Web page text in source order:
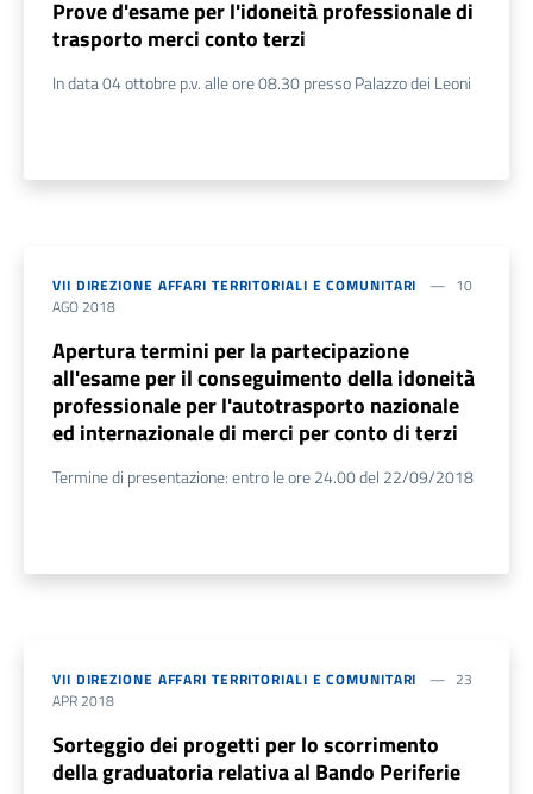
Prove d'esame per l'idoneità professionale di
trasporto merci conto terzi
In data 04 ottobre p.v. alle ore 08.30 presso Palazzo dei Leoni
VII DIREZIONE AFFARI TERRITORIALI E COMUNITARI
10
AGO 2018
Apertura termini per la partecipazione
all'esame per il conseguimento della idoneità
professionale per l'autotrasporto nazionale
ed internazionale di merci per conto di terzi
Termine di presentazione: entro le ore 24.00 del 22/09/2018
VII DIREZIONE AFFARI TERRITORIALI E COMUNITARI
23
APR 2018
Sorteggio dei progetti per lo scorrimento
della graduatoria relativa al Bando Periferie